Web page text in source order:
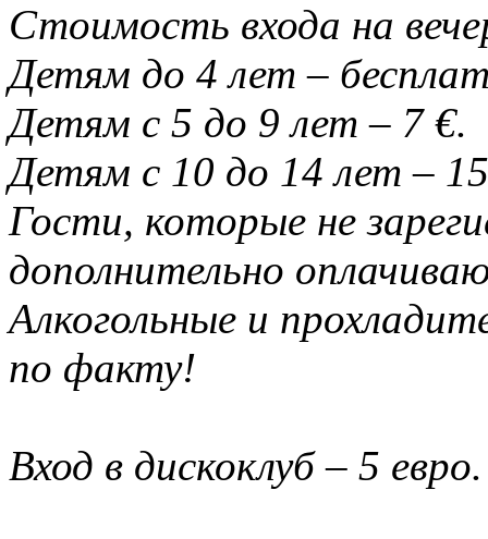
Стоимость входа на
Детям до 4 лет –
Детям с 5 до 9 лет – 7 €.
Детям с 10 до 14 лет –
Гости, которые не
дополнительно
Алкогольные и
по факту!
Вход в дискоклуб – 5 евро.